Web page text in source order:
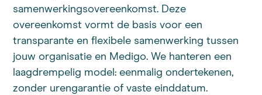
samenwerkingsovereenkomst. Deze
overeenkomst vormt de basis voor een
transparante en flexibele samenwerking tussen
jouw organisatie en Medigo. We hanteren een
laagdrempelig model: eenmalig ondertekenen,
zonder urengarantie of vaste einddatum.